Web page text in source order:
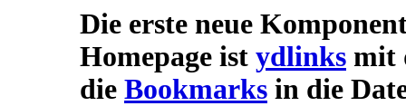
Die erste neue
Homepage ist ydlinks mit
die Bookmarks in die